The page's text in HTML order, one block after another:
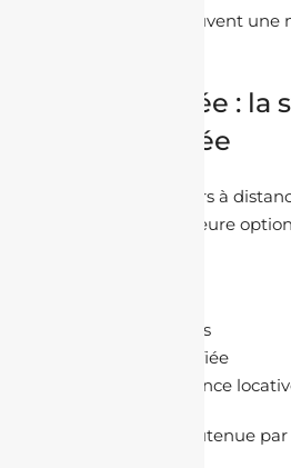
Ces villes offrent souvent
Longue durée : la
plus sécurisée
Pour les investisseurs à
durée reste la meilleure
revenus stables
gestion simplifiée
moins de vacance
La demande est soutenue par